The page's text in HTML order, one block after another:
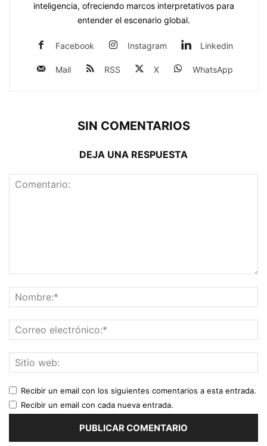
inteligencia, ofreciendo marcos interpretativos para
entender el escenario global.
Facebook Instagram Linkedin
Mail RSS X WhatsApp
SIN COMENTARIOS
DEJA UNA RESPUESTA
Recibir un email con los siguientes comentarios a esta entrada.
Recibir un email con cada nueva entrada.